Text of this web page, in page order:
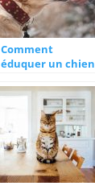
Comment
éduquer un chien